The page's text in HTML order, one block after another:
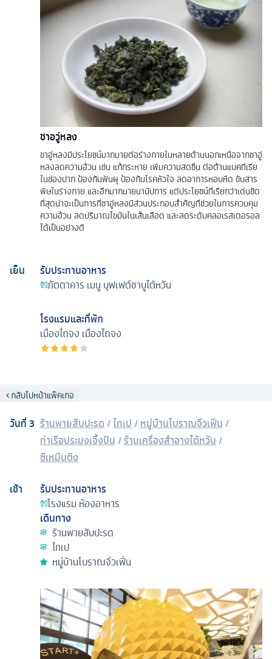
ชาอวู่หลง
ชาอู่หลงมีประโยชน์มากมายต่อร่างกายในหลายด้านนอกเหนือจากชาอู่
หลงลดความอ้วน เช่น แก้กระหาย เพิ่มความสดชื่น ต่อต้านแบคทีเรีย
ในช่องปาก ป้องกันฟันผุ ป้องกันโรคหัวใจ ลดอาการหอบหืด ขับสาร
พิษในร่างกาย และอีกมากมายนานัปการ แต่ประโยชน์ที่เรียกว่าเด่นชัด
ที่สุดน่าจะเป็นการที่ชาอู่หลงมีส่วนประกอบสำคัญที่ช่วยในการควบคุม
ความอ้วน ลดปริมาณไขมันในเส้นเลือด และลดระดับคลอเรสเตอรอล
ได้เป็นอย่างดี
เย็น
รับประทานอาหาร
ภัตตาคาร เมนู บุฟเฟต์ชาบูไต้หวัน
โรงแรมและที่พัก
เมืองไถจง เมืองไถจง
กลับไปหน้าแพ็คเกจ
วันที่3 ร้านพายสับปะรด /ไทเป /หมู่บ้านโบราณจิ่วเฟิ่น /
ท่าเรือประมงเจิ้งปิน /ร้านเครื่องสำอางไต้หวัน /
ซีเหมินติง
เช้า
รับประทานอาหาร
โรงแรม ห้องอาหาร
เดินทาง
ร้านพายสับปะรด
ไทเป
หมู่บ้านโบราณจิ่วเฟิ่น